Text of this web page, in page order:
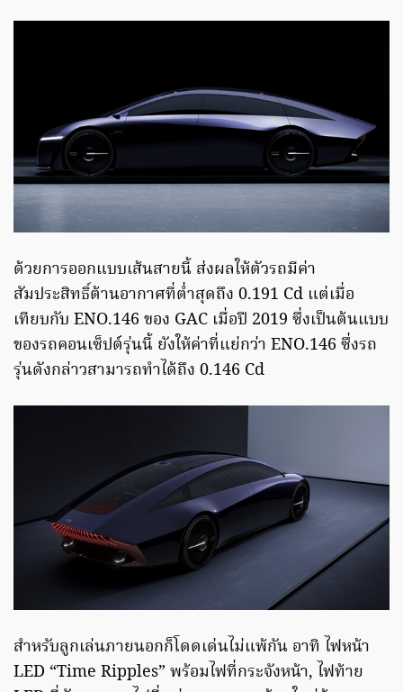
ด้วยการออกแบบเส้นสายนี้ ส่งผลให้ตัวรถมีค่า
สัมประสิทธิ์ต้านอากาศที่ต่ำสุดถึง 0.191 Cd แต่เมื่อ
เทียบกับ ENO.146 ของ GAC เมื่อปี 2019 ซึ่งเป็นต้นแบบ
ของรถคอนเซ็ปต์รุ่นนี้ ยังให้ค่าที่แย่กว่า ENO.146 ซึ่งรถ
รุ่นดังกล่าวสามารถทำได้ถึง 0.146 Cd
สำหรับลูกเล่นภายนอกก็โดดเด่นไม่แพ้กัน อาทิ ไฟหน้า
LED “Time Ripples” พร้อมไฟที่กระจังหน้า, ไฟท้าย